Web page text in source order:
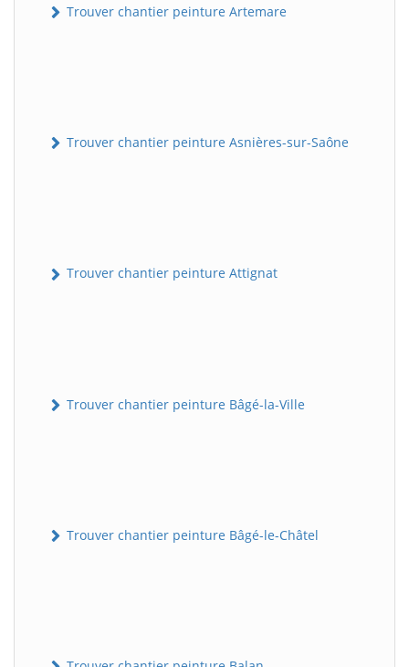
Trouver chantier peinture Artemare
Trouver chantier peinture Asnières-sur-Saône
Trouver chantier peinture Attignat
Trouver chantier peinture Bâgé-la-Ville
Trouver chantier peinture Bâgé-le-Châtel